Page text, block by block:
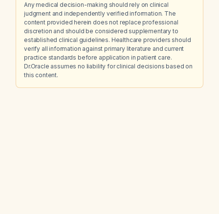
Any medical decision-making should rely on clinical
judgment and independently verified information. The
content provided herein does not replace professional
discretion and should be considered supplementary to
established clinical guidelines. Healthcare providers should
verify all information against primary literature and current
practice standards before application in patient care.
Dr.Oracle assumes no liability for clinical decisions based on
this content.